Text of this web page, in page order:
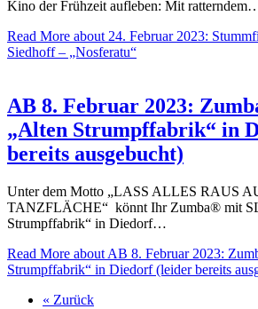
Kino der Frühzeit aufleben: Mit
Read More about 24. Februar 2023:
Siedhoff – „Nosferatu“
AB 8. Februar 2023:
„Alten Strumpffabrik“ in
bereits ausgebucht)
Unter dem Motto „LASS ALLES RAUS
TANZFLÄCHE“ könnt Ihr Zumba® mit
Strumpffabrik“ in Diedorf…
Read More about AB 8. Februar 2023:
Strumpffabrik“ in Diedorf (leider bereits
« Zurück